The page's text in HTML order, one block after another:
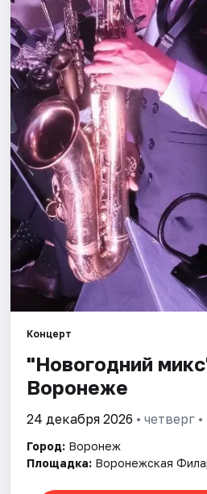
Города
Площадки
Артисты
Рейтинги
Концерт
"Новогодний
Воронеже
24 декабря 2026 • четверг
Город: Воронеж
Площадка: Воронежская